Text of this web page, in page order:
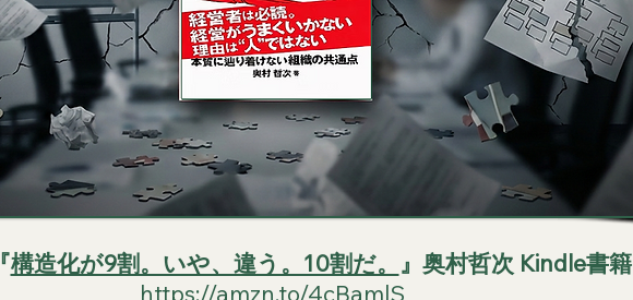
『構造化が9割。いや、違う。10割だ。 』奥村哲次 Kindle書籍
https://amzn.to/4cBamlS